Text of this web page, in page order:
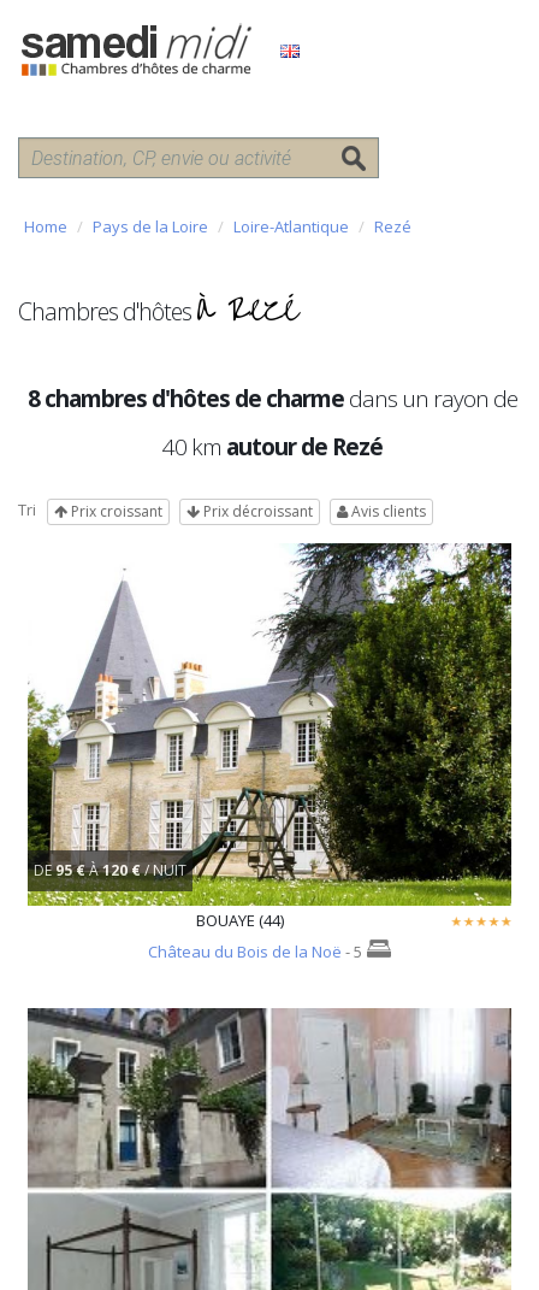
Home Pays de la Loire Loire-Atlantique Rezé
Chambres d'hôtesà Rezé
8 chambres d'hôtes de charmedans un rayon de
40 km autour de Rezé
Tri Prix croissant Prix décroissant Avis clients
DE95 €À120 €/ NUIT
BOUAYE (44)
Château du Bois de la Noë - 5